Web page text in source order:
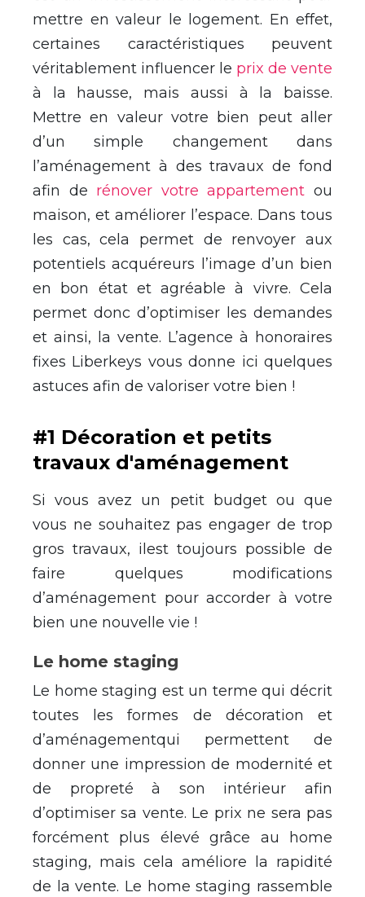
mettre en valeur le logement. En effet,
certaines caractéristiques peuvent
véritablement influencer le prix de vente
à la hausse, mais aussi à la baisse.
Mettre en valeur votre bien peut aller
d’un simple changement dans
l’aménagement à des travaux de fond
afin de rénover votre appartement ou
maison, et améliorer l’espace. Dans tous
les cas, cela permet de renvoyer aux
potentiels acquéreurs l’image d’un bien
en bon état et agréable à vivre. Cela
permet donc d’optimiser les demandes
et ainsi, la vente. L’agence à honoraires
fixes Liberkeys vous donne ici quelques
astuces afin de valoriser votre bien !
#1 Décoration et petits
travaux d'aménagement
Si vous avez un petit budget ou que
vous ne souhaitez pas engager de trop
gros travaux, ilest toujours possible de
faire quelques modifications
d’aménagement pour accorder à votre
bien une nouvelle vie !
Le home staging
Le home staging est un terme qui décrit
toutes les formes de décoration et
d’aménagementqui permettent de
donner une impression de modernité et
de propreté à son intérieur afin
d’optimiser sa vente. Le prix ne sera pas
forcément plus élevé grâce au home
staging, mais cela améliore la rapidité
de la vente. Le home staging rassemble